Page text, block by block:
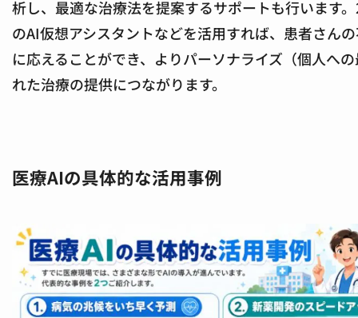
析し、最適な治療法を提案するサポートも行います
のAI仮想アシスタントなどを活用すれば、患者さん
に応えることができ、よりパーソナライズ（個人へ
れた治療の提供につながります。
医療AIの具体的な活用事例